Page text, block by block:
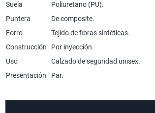
Suela
Poliuretano (PU).
Puntera
De composite.
Forro
Tejido de fibras sintéticas.
Construcción
Por inyección.
Uso
Calzado de seguridad unisex.
Presentación
Par.